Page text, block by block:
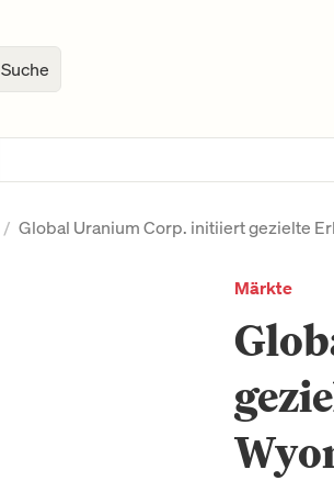
Suche
Global Uranium Corp. initiiert gezielte
Märkte